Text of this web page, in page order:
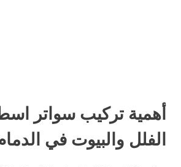
أهمية تركيب سواتر
الفلل والبيوت في